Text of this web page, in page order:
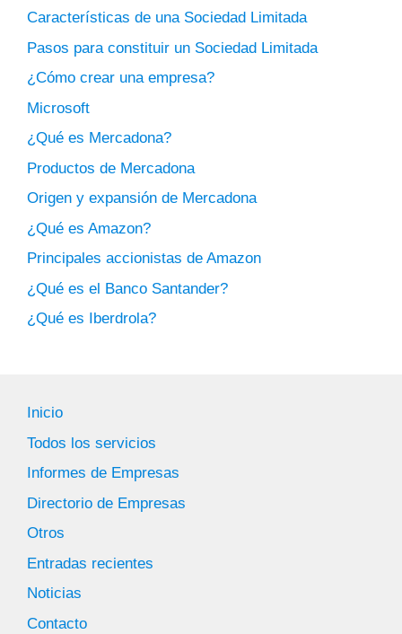
Características de una Sociedad Limitada
Pasos para constituir un Sociedad Limitada
¿Cómo crear una empresa?
Microsoft
¿Qué es Mercadona?
Productos de Mercadona
Origen y expansión de Mercadona
¿Qué es Amazon?
Principales accionistas de Amazon
¿Qué es el Banco Santander?
¿Qué es Iberdrola?
Inicio
Todos los servicios
Informes de Empresas
Directorio de Empresas
Otros
Entradas recientes
Noticias
Contacto